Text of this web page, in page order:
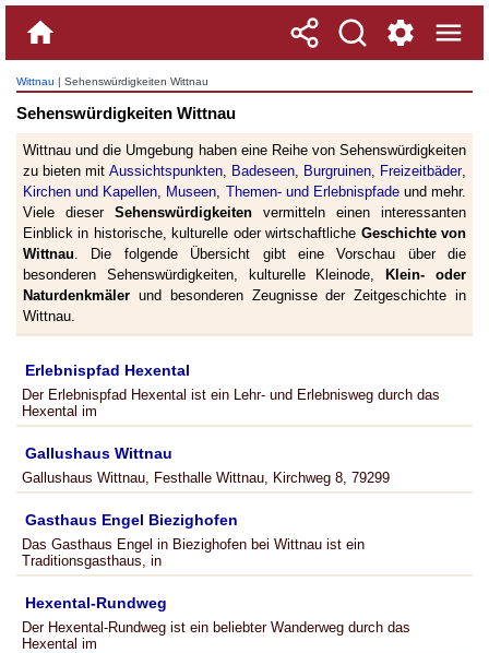
Wittnau | Sehenswürdigkeiten Wittnau
Sehenswürdigkeiten Wittnau
Wittnau und die Umgebung haben eine Reihe von Sehenswürdigkeiten
zu bieten mit Aussichtspunkten, Badeseen, Burgruinen, Freizeitbäder,
Kirchen und Kapellen, Museen, Themen- und Erlebnispfadeund mehr.
Viele dieser Sehenswürdigkeiten vermitteln einen interessanten
Einblick in historische, kulturelle oder wirtschaftliche Geschichte von
Wittnau. Die folgende Übersicht gibt eine Vorschau über die
besonderen Sehenswürdigkeiten, kulturelle Kleinode,
Klein- oder
Naturdenkmäler und besonderen Zeugnisse der Zeitgeschichte in
Wittnau.
Erlebnispfad Hexental
Der Erlebnispfad Hexental ist ein Lehr- und Erlebnisweg durch das
Hexental im
Gallushaus Wittnau
Gallushaus Wittnau, Festhalle Wittnau, Kirchweg 8, 79299
Gasthaus Engel Biezighofen
Das Gasthaus Engel in Biezighofen bei Wittnau ist ein
Traditionsgasthaus, in
Hexental-Rundweg
Der Hexental-Rundweg ist ein beliebter Wanderweg durch das
Hexental im